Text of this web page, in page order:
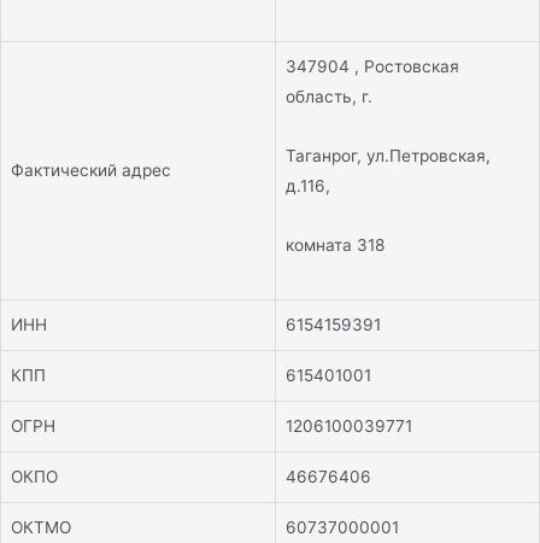
Фактический адрес
347904 , Ростовская
область, г.
Таганрог, ул.Петровская,
д.116,
комната 318
ИНН 6154159391
КПП 615401001
ОГРН 1206100039771
ОКПО 46676406
ОКТМО 60737000001